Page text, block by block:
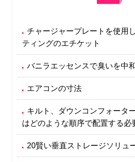
チャージャープレートを使用
ティングのエチケット
バニラエッセンスで臭いを中
エアコンの寸法
キルト、ダウンコンフォータ
はどのような順序で配置する必
20賢い垂直ストレージソリュ